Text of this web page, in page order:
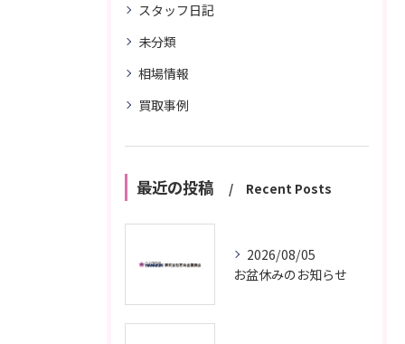
スタッフ日記
未分類
相場情報
買取事例
最近の投稿 Recent Posts
2026/08/05
お盆休みのお知らせ